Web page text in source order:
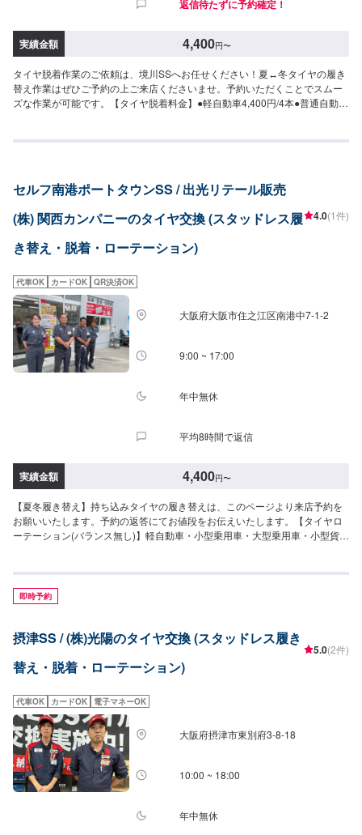
返信待たずに予約確定！
実績金額 4,400円〜
タイヤ脱着作業のご依頼は、境川SSへお任せください！夏↔︎冬タイヤの履き
替え作業はぜひご予約の上ご来店くださいませ。予約いただくことでスムー
ズな作業が可能です。【タイヤ脱着料金】●軽自動車4,400円/4本●普通自動車
セルフ南港ポートタウンSS / 出光リテール販売
(株) 関西カンパニーのタイヤ交換 (スタッドレス履
き替え・脱着・ローテーション)
4.0(1件)
代車OK カードOK QR決済OK
大阪府大阪市住之江区南港中7-1-2
9:00 ~ 17:00
年中無休
平均8時間で返信
実績金額 4,400円〜
【夏冬履き替え】持ち込みタイヤの履き替えは、このページより来店予約を
お願いいたします。予約の返答にてお値段をお伝えいたします。【タイヤロ
ーテーション(バランス無し)】軽自動車・小型乗用車・大型乗用車・小型貨物
エイト：880円/本貼り付けウエイト：1,100円/本
即時予約
摂津SS / (株)光陽のタイヤ交換 (スタッドレス履き
替え・脱着・ローテーション)
5.0(2件)
代車OK カードOK 電子マネーOK
大阪府摂津市東別府3-8-18
10:00 ~ 18:00
年中無休